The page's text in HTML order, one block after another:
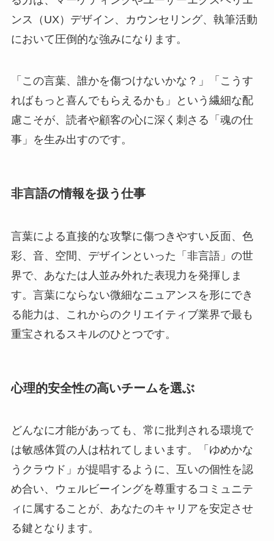
ンス（UX）デザイン、カウンセリング、執筆活動
において圧倒的な強みになります。
「この言葉、誰かを傷つけないかな？」「こうす
ればもっと喜んでもらえるかも」という繊細な配
慮こそが、読者や顧客の心に深く刺さる「魂の仕
事」を生み出すのです。
非言語の情報を扱う仕事
言葉による直接的な攻撃に傷つきやすい反面、色
彩、音、空間、デザインといった「非言語」の世
界で、あなたは人並み外れた表現力を発揮しま
す。言葉にならない微細なニュアンスを形にでき
る能力は、これからのクリエイティブ業界で最も
重宝されるスキルのひとつです。
心理的安全性の高いチームを選ぶ
どんなに才能があっても、常に批判される環境で
は敏感体質の人は枯れてしまいます。「ゆめかな
うクラウド」が提唱するように、互いの個性を認
め合い、ウェルビーイングを尊重するコミュニテ
ィに属することが、あなたのキャリアを安定させ
る鍵となります。